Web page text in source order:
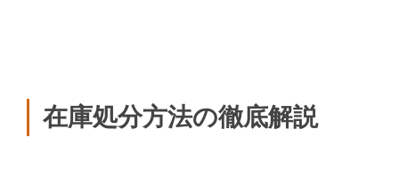
在庫処分方法の徹底解説